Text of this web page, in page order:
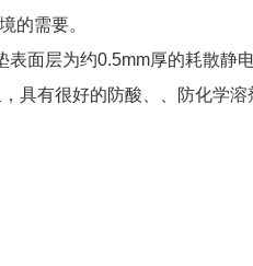
的需要。
表面层为约0.5mm厚的耗散静
具有很好的防酸、、防化学溶